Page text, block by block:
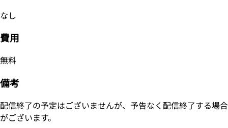
なし
費用
無料
備考
配信終了の予定はございませんが、予告なく配信終了する場合
がございます。